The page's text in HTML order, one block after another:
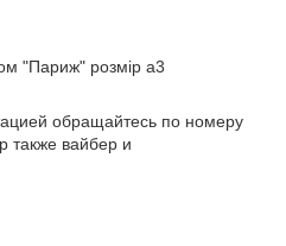
"Париж" розмір а3
обращайтесь по номеру
также вайбер и